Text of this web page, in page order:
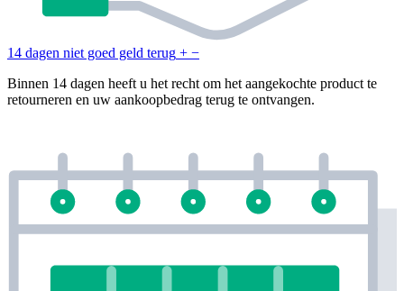
14 dagen niet goed geld terug + −
Binnen 14 dagen heeft u het recht om het aangekochte product te
retourneren en uw aankoopbedrag terug te ontvangen.